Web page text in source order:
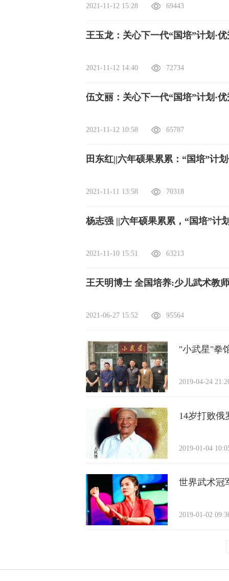
2021-11-12 15:28 69443
王玉龙：关心下一代“国培”计划·
2021-11-12 14:40 72734
伍文丽：关心下一代“国培”计划·
2021-11-12 10:58 65787
田东红||六年硕果累累：“国培”计
2021-11-11 13:58 70318
杨志强 ||六年硕果累累，“国培
2021-11-10 15:51 63213
王天明博士 全国培养:少儿武术教
2021-06-27 15:52 95564
"小武星"拳
2019-04-24
14岁打败俄
2019-01-04
世界武术冠
2019-01-02